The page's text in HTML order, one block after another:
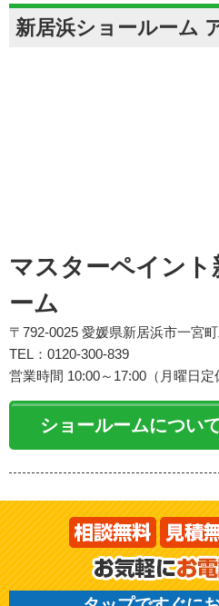
新居浜ショールーム
マスターペイン
ーム
〒792-0025 愛媛県新居浜市一宮
TEL：0120-300-839
営業時間 10:00～17:00（月曜日定
ショールームについ